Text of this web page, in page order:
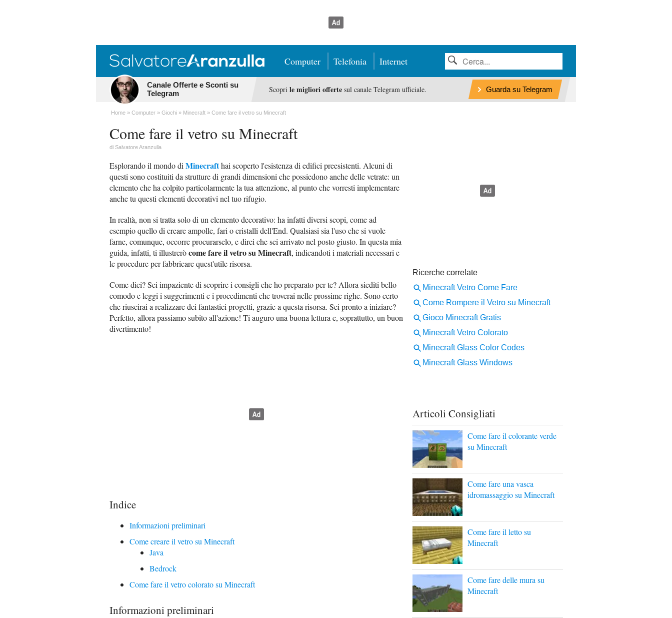
Computer Telefonia Internet
Canale Offerte e Sconti su
Telegram
Scopri le migliori offertesul canale Telegram ufficiale. Guarda su Telegram
Home Computer Giochi Minecraft Come fare il vetro su Minecraft
Come fare il vetro su Minecraft
di Salvatore Aranzulla
Esplorando il mondo di Minecrafthai scoperto l'esistenza di edifici preesistenti. Alcuni di
questi sono costituiti da strutture di grandi dimensioni che possiedono anche delle vetrate: un
elemento che ha colpito particolarmente la tua attenzione, al punto che vorresti implementare
anche tu questi elementi decorativi nel tuo rifugio.
In realtà, non si tratta solo di un elemento decorativo: ha infatti diversi scopi, come ad
esempio quello di creare ampolle, fari o cristalli dell'End. Qualsiasi sia l'uso che si vuole
farne, comunque, occorre procurarselo, e direi che sei arrivato nel posto giusto. In questa mia
guida, infatti, ti illustreròcome fare il vetro su Minecraft, indicandoti i materiali necessari e
le procedure per fabbricare quest'utile risorsa.
Come dici? Sei impaziente di scoprire i consigli che ho preparato per te? Allora siediti bello
comodo e leggi i suggerimenti e i procedimenti che troverai nelle prossime righe. Sono certo
che riuscirai a realizzare dei fantastici progetti, grazie a questa risorsa. Sei pronto a iniziare?
Perfetto, allora passiamo subito all'azione! Ti auguro una buona lettura e, soprattutto, un buon
divertimento!
Indice
Informazioni preliminari
Come creare il vetro su Minecraft
Java
Bedrock
Come fare il vetro colorato su Minecraft
Informazioni preliminari
Articoli Consigliati
Come fare il colorante verde
su Minecraft
Come fare una vasca
idromassaggio su Minecraft
Come fare il letto su
Minecraft
Come fare delle mura su
Minecraft